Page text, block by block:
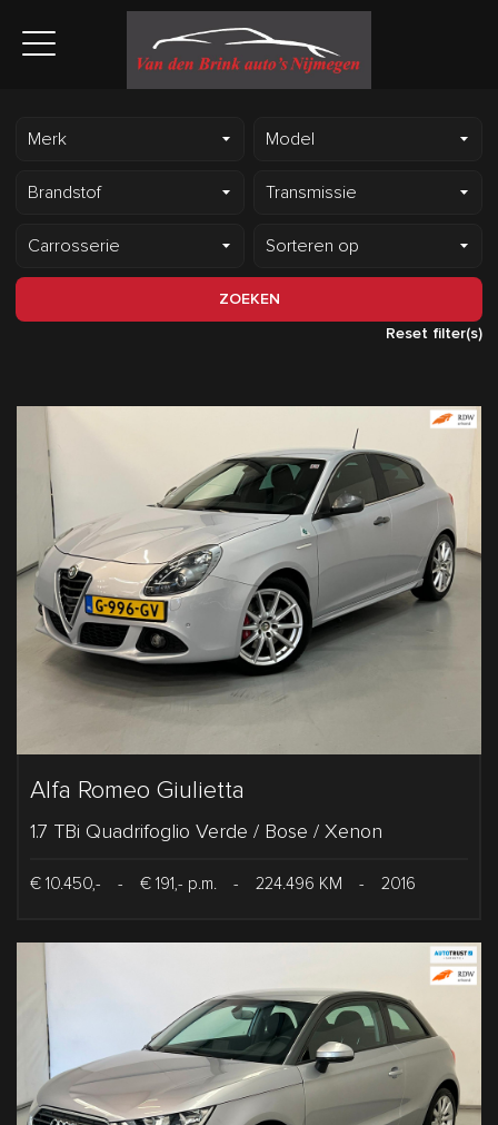
ZOEKEN
Reset filter(s)
Alfa Romeo Giulietta
1.7 TBi Quadrifoglio Verde / Bose / Xenon
€ 10.450,- - € 191,- p.m. - 224.496 KM - 2016